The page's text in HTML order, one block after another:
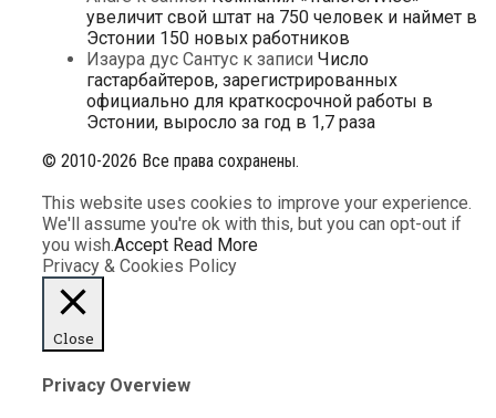
увеличит свой штат на 750 человек и наймет в
Эстонии 150 новых работников
Изаура дус Сантус к записи Число
гастарбайтеров, зарегистрированных
официально для краткосрочной работы в
Эстонии, выросло за год в 1,7 раза
© 2010-2026 Все права сохранены.
This website uses cookies to improve your experience.
We'll assume you're ok with this, but you can opt-out if
you wish.Accept Read More
Privacy & Cookies Policy
Close
Privacy Overview